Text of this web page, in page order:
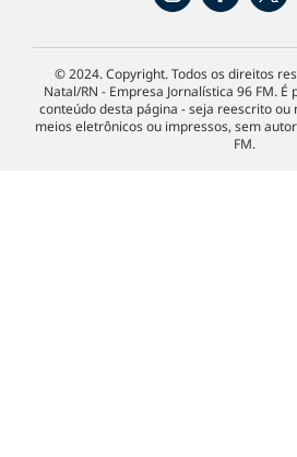
© 2024. Copyright. Todos os direitos
Natal/RN - Empresa Jornalística 96 FM.
conteúdo desta página - seja reescrito
meios eletrônicos ou impressos, sem
FM.